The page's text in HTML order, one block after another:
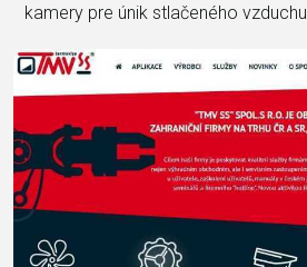
kamery pre únik stlačeného vzduchu